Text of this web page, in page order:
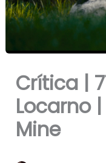
Crítica |
Locarno
Mine